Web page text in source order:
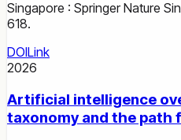
Singapore : Springer Nature
618.
DOILink
2026
Artificial intelligence
taxonomy and the path